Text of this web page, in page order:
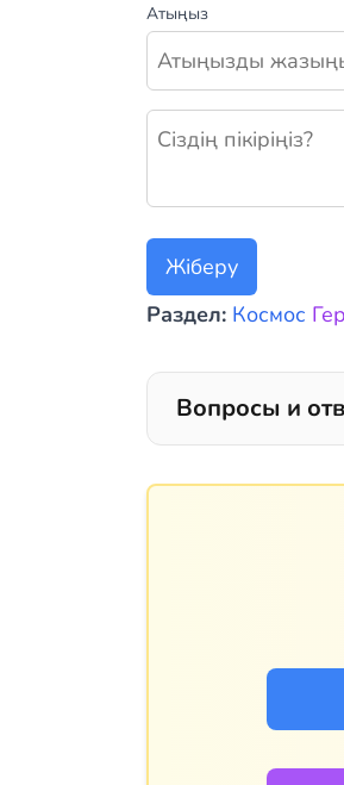
Атыңыз
Жаңа пікір қалдыру
Жіберу
Раздел: Космос
Вопросы и